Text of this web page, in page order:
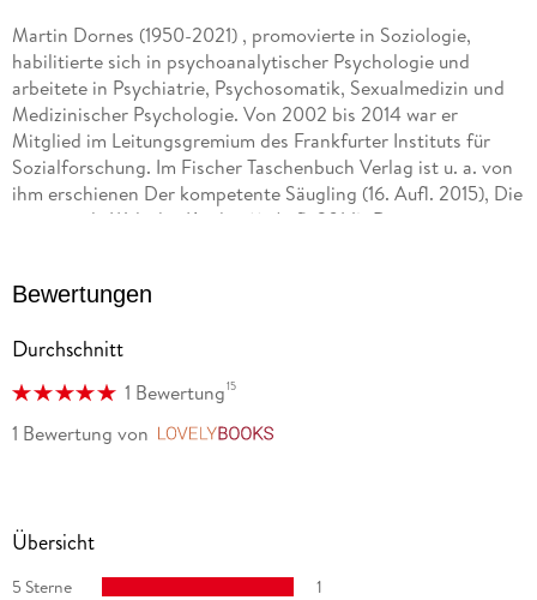
Martin Dornes (1950-2021) , promovierte in Soziologie,
habilitierte sich in psychoanalytischer Psychologie und
arbeitete in Psychiatrie, Psychosomatik, Sexualmedizin und
Medizinischer Psychologie. Von 2002 bis 2014 war er
Mitglied im Leitungsgremium des Frankfurter Instituts für
Sozialforschung. Im Fischer Taschenbuch Verlag ist u. a. von
ihm erschienen Der kompetente Säugling (16. Aufl. 2015), Die
emotionale Welt des Kindes (6. Aufl. 2014), Die
Bewertungen
Durchschnitt
1 Bewertung15
1 Bewertung von
Übersicht
5 Sterne
1